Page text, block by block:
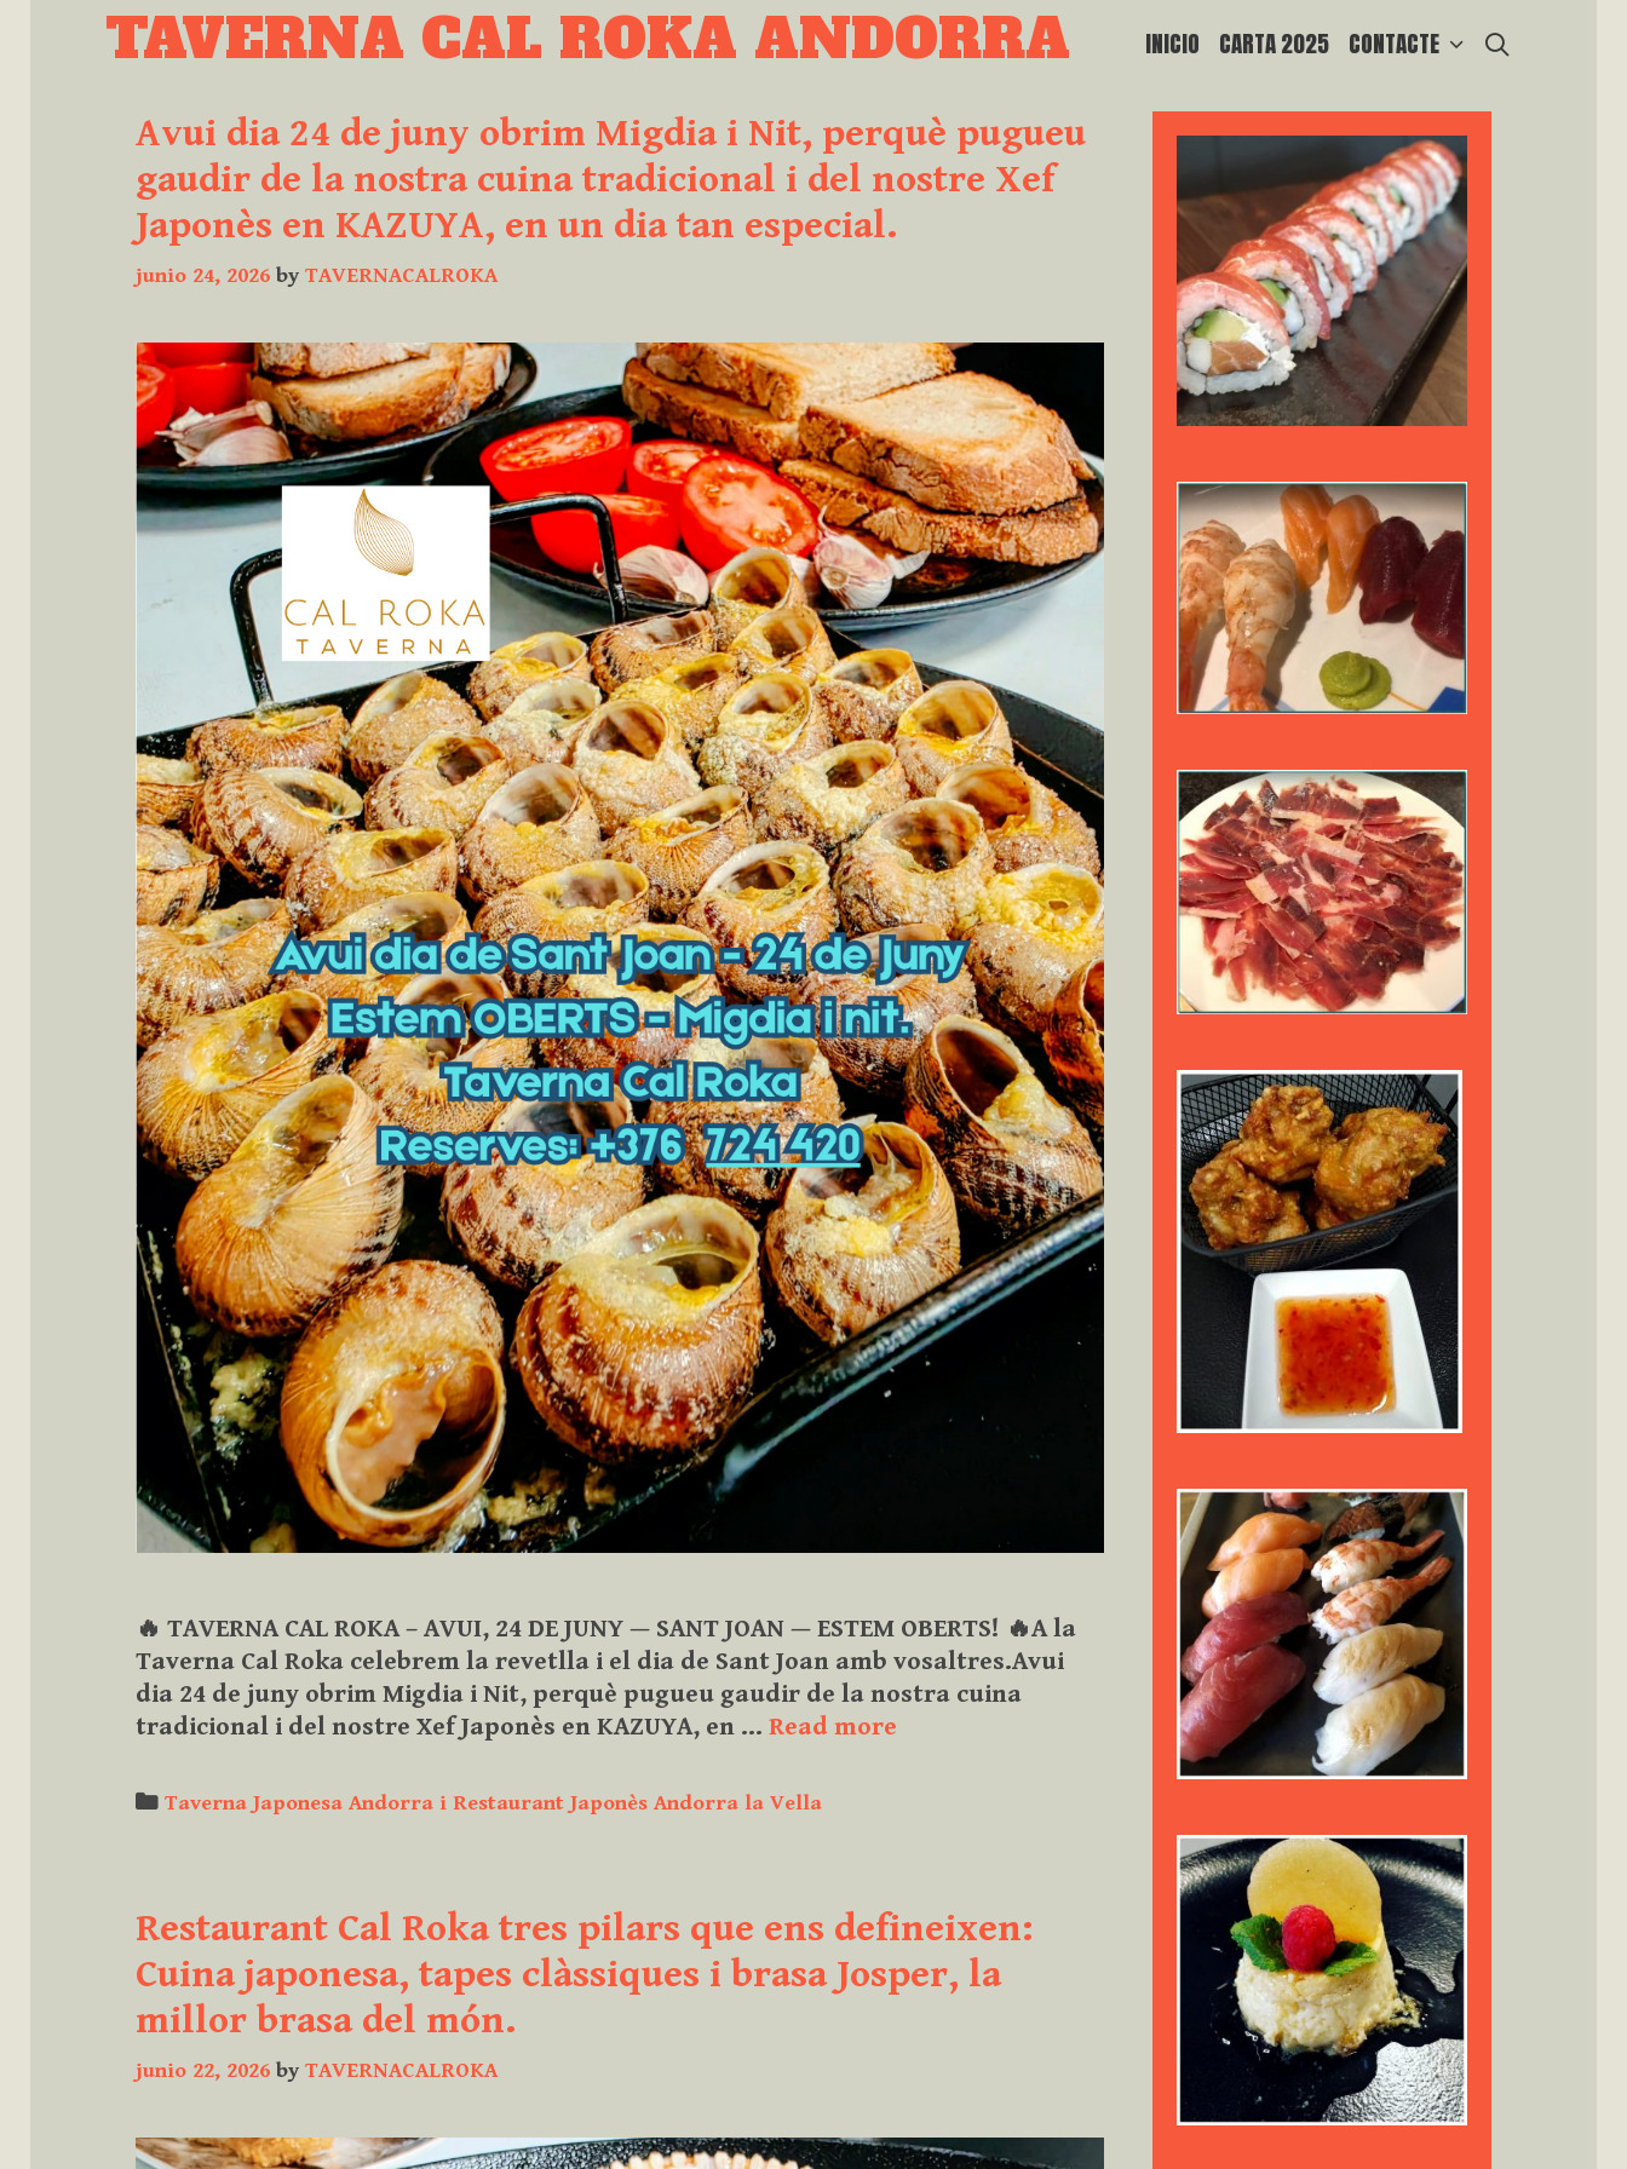
TAVERNA CAL ROKA ANDORRA INICIO CARTA 2025 CONTACTE
Avui dia 24 de juny obrim Migdia i Nit, perquè pugueu
gaudir de la nostra cuina tradicional i del nostre Xef
Japonès en KAZUYA, en un dia tan especial.
junio 24, 2026 by TAVERNACALROKA
🔥 TAVERNA CAL ROKA – AVUI, 24 DE JUNY — SANT JOAN — ESTEM OBERTS! 🔥A la
Taverna Cal Roka celebrem la revetlla i el dia de Sant Joan amb vosaltres.Avui
dia 24 de juny obrim Migdia i Nit, perquè pugueu gaudir de la nostra cuina
tradicional i del nostre Xef Japonès en KAZUYA, en … Read more
Migdia
Nit,
la
Categories
Taverna Japonesa Andorra i Restaurant Japonès Andorra la Vella
Restaurant Cal Roka tres pilars que ens defineixen:
Cuina japonesa, tapes clàssiques i brasa Josper, la
millor brasa del món.
junio 22, 2026 by TAVERNACALROKA